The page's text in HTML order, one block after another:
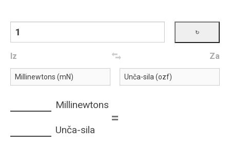
Iz Za
Millinewtons
=
Unča-sila